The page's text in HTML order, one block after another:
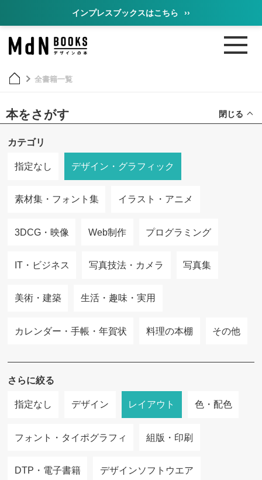
インプレスブックスはこちら ››
全書籍一覧
本をさがす 閉じる
カテゴリ
指定なし デザイン・グラフィック
素材集・フォント集 イラスト・アニメ
3DCG・映像 Web制作 プログラミング
IT・ビジネス 写真技法・カメラ 写真集
美術・建築 生活・趣味・実用
カレンダー・手帳・年賀状 料理の本棚 その他
さらに絞る
指定なし デザイン レイアウト 色・配色
フォント・タイポグラフィ 組版・印刷
DTP・電子書籍 デザインソフトウエア